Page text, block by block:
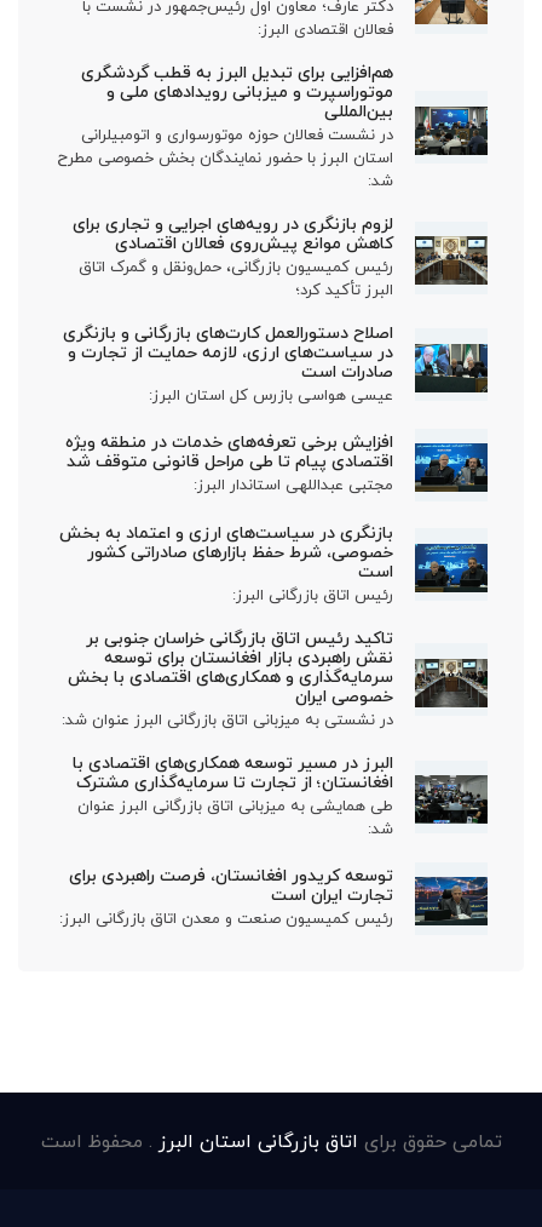
دکتر عارف؛ معاون اول رئیس‌جمهور در نشست با
فعالان اقتصادی البرز:
هم‌افزایی برای تبدیل البرز به قطب گردشگری
موتوراسپرت و میزبانی رویدادهای ملی و
بین‌المللی
در نشست فعالان حوزه موتورسواری و اتومبیلرانی
استان البرز با حضور نمایندگان بخش خصوصی مطرح
شد:
لزوم بازنگری در رویه‌های اجرایی و تجاری برای
کاهش موانع پیش‌روی فعالان اقتصادی
رئیس کمیسیون بازرگانی، حمل‌ونقل و گمرک اتاق
البرز تأکید کرد؛
اصلاح دستورالعمل کارت‌های بازرگانی و بازنگری
در سیاست‌های ارزی، لازمه حمایت از تجارت و
صادرات است
عیسی هواسی بازرس کل استان البرز:
افزایش برخی تعرفه‌های خدمات در منطقه ویژه
اقتصادی پیام تا طی مراحل قانونی متوقف شد
مجتبی عبداللهی استاندار البرز:
بازنگری در سیاست‌های ارزی و اعتماد به بخش
خصوصی، شرط حفظ بازارهای صادراتی کشور
است
رئیس اتاق بازرگانی البرز:
تاکید رئیس اتاق بازرگانی خراسان جنوبی بر
نقش راهبردی بازار افغانستان برای توسعه
سرمایه‌گذاری و همکاری‌های اقتصادی با بخش
خصوصی ایران
در نشستی به میزبانی اتاق بازرگانی البرز عنوان شد:
البرز در مسیر توسعه همکاری‌های اقتصادی با
افغانستان؛ از تجارت تا سرمایه‌گذاری مشترک
طی همایشی به میزبانی اتاق بازرگانی البرز عنوان
شد:
توسعه کریدور افغانستان، فرصت راهبردی برای
تجارت ایران است
رئیس کمیسیون صنعت و معدن اتاق بازرگانی البرز:
تمامی حقوق برای اتاق بازرگانی استان البرز . محفوظ است